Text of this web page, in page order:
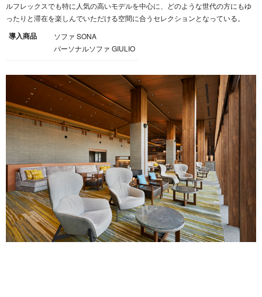
ルフレックスでも特に人気の高いモデルを中心に、どのような世代の方にもゆ
ったりと滞在を楽しんでいただける空間に合うセレクションとなっている。
導入商品
ソファ SONA
パーソナルソファ GIULIO